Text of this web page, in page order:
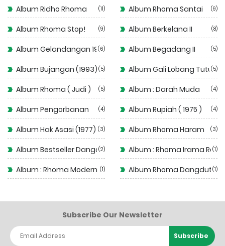
Album Ridho Rhoma 11 Album Rhoma Santai 9
Album Rhoma Stop! 9 Album Berkelana II 8
Album Gelandangan 1972
6 Album Begadang II 5
Album Bujangan (1993) 5 Album Gali Lobang Tutup
5
Album Rhoma ( Judi ) 5 Album : Darah Muda 4
Album Pengorbanan 4 Album Rupiah ( 1975 ) 4
Album Hak Asasi (1977) 3 Album Rhoma Haram 3
Album Bestseller Dangdut
2 Album : Rhoma Irama Rela
1
Album : Rhoma Modern 1 Album Rhoma Dangdut 1
Subscribe Our Newsletter